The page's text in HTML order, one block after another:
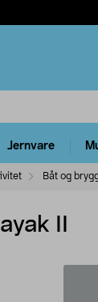
Jernvare
Båt og
II